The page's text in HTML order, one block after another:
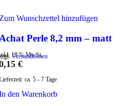
Wunschzettel hinzufügen
Perle 8,2 mm – matt
19 % MwSt.
Versandkosten
€
ca. 5 - 7 Tage
den Warenkorb